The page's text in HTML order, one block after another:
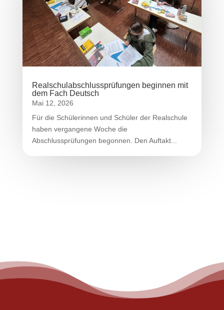
Realschulabschlussprüfungen beginnen mit
dem Fach Deutsch
Mai 12, 2026
Für die Schülerinnen und Schüler der Realschule
haben vergangene Woche die
Abschlussprüfungen begonnen. Den Auftakt...